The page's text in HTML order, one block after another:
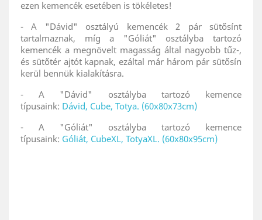
ezen kemencék esetében is tökéletes!
- A "Dávid" osztályú kemencék 2 pár sütősínt
tartalmaznak, míg a "Góliát" osztályba tartozó
kemencék a megnövelt magasság által nagyobb tűz-,
és sütőtér ajtót kapnak, ezáltal már három pár sütősín
kerül bennük kialakításra.
- A "Dávid" osztályba tartozó kemence
típusaink: Dávid, Cube, Totya. (60x80x73cm)
- A "Góliát" osztályba tartozó kemence
típusaink: Góliát, CubeXL, TotyaXL. (60x80x95cm)